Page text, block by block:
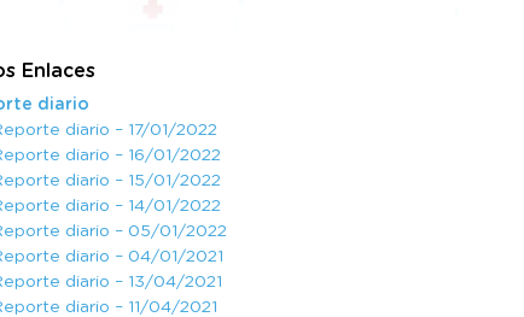
Enlaces
diario
diario – 17/01/2022
diario – 16/01/2022
diario – 15/01/2022
diario – 14/01/2022
diario – 05/01/2022
diario – 04/01/2021
diario – 13/04/2021
diario – 11/04/2021